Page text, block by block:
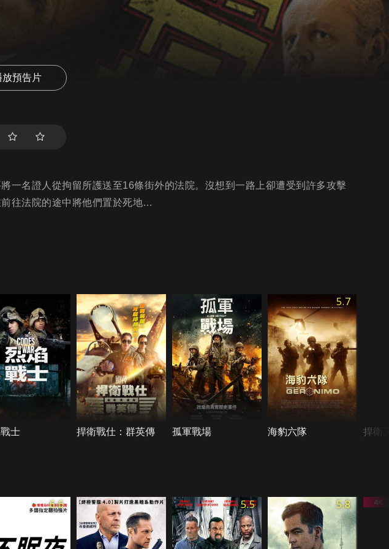
放預告片
一名證人從拘留所護送至16條街外的法院。沒想到一路上卻遭受到許多攻擊
往法院的途中將他們置於死地…
士 捍衛戰仕：群英傳 孤軍戰場
5.7
海豹六隊 捍衛
6.6 5.5 5.8